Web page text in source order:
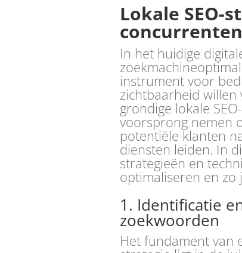
Lokale SEO-
In het huidige
instrument voor
zichtbaarheid
grondige lokale
voorsprong nemen
potentiële klanten
diensten leiden. In
strategieën en
optimaliseren en
1. Identificatie
zoekwoorden
Het fundament van